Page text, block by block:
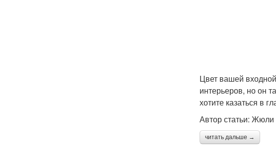
Цвет вашей
интерьеров, но он
хотите казаться в
Автор статьи:
читать дальше →